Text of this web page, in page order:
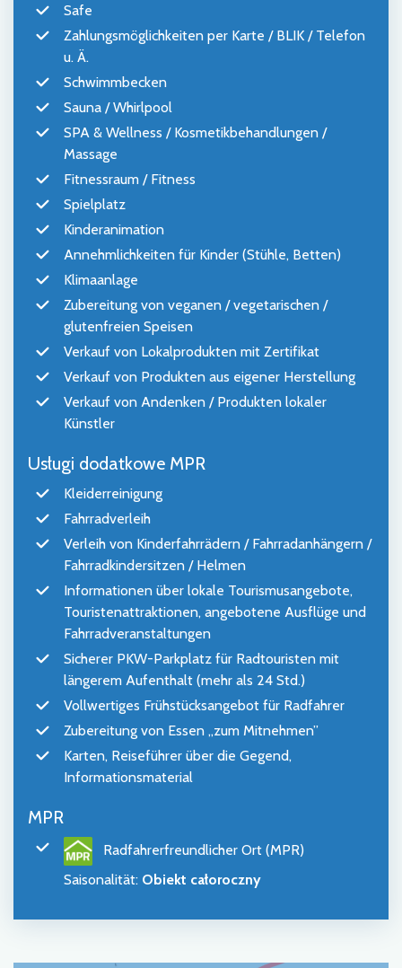
Safe
Zahlungsmöglichkeiten per Karte / BLIK / Telefon
u. Ä.
Schwimmbecken
Sauna / Whirlpool
SPA & Wellness / Kosmetikbehandlungen /
Massage
Fitnessraum / Fitness
Spielplatz
Kinderanimation
Annehmlichkeiten für Kinder (Stühle, Betten)
Klimaanlage
Zubereitung von veganen / vegetarischen /
glutenfreien Speisen
Verkauf von Lokalprodukten mit Zertifikat
Verkauf von Produkten aus eigener Herstellung
Verkauf von Andenken / Produkten lokaler
Künstler
Usługi dodatkowe MPR
Kleiderreinigung
Fahrradverleih
Verleih von Kinderfahrrädern / Fahrradanhängern /
Fahrradkindersitzen / Helmen
Informationen über lokale Tourismusangebote,
Touristenattraktionen, angebotene Ausflüge und
Fahrradveranstaltungen
Sicherer PKW-Parkplatz für Radtouristen mit
längerem Aufenthalt (mehr als 24 Std.)
Vollwertiges Frühstücksangebot für Radfahrer
Zubereitung von Essen „zum Mitnehmen”
Karten, Reiseführer über die Gegend,
Informationsmaterial
MPR
Radfahrerfreundlicher Ort (MPR)
Saisonalität: Obiekt całoroczny